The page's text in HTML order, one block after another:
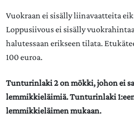
Vuokraan ei sisälly liinavaatteita
Loppusiivous ei sisälly
halutessaan erikseen tilata.
100 euroa.
Tunturinlaki 2 on mökki, johon ei
lemmikkieläimiä. Tunturinlaki
lemmikkieläimen mukaan.